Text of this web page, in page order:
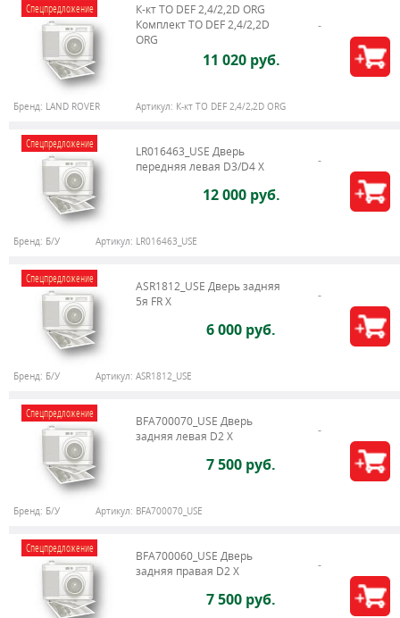
Спецпредложение
К-кт ТО DEF 2,4/2,2D ORG
Комплект ТО DEF 2,4/2,2D
ORG
11 020 руб.
Бренд: LAND ROVER Артикул: К-кт ТО DEF 2,4/2,2D ORG
Спецпредложение
LR016463_USE Дверь
передняя левая D3/D4 Х
12 000 руб.
Бренд: Б/У Артикул: LR016463_USE
Спецпредложение
ASR1812_USE Дверь задняя
5я FR X
6 000 руб.
Бренд: Б/У Артикул: ASR1812_USE
Спецпредложение
BFA700070_USE Дверь
задняя левая D2 X
7 500 руб.
Бренд: Б/У Артикул: BFA700070_USE
Спецпредложение
BFA700060_USE Дверь
задняя правая D2 X
7 500 руб.